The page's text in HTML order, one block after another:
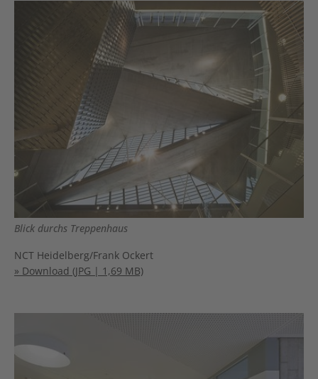
Blick durchs Treppenhaus
NCT Heidelberg/Frank Ockert
» Download (JPG | 1,69 MB)